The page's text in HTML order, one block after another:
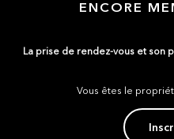
ENCORE
La prise de rendez-vous et son
Vous êtes le